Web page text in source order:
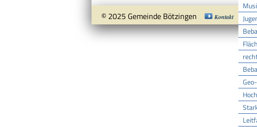
© 2025 Gemeinde Bötzingen Kontakt